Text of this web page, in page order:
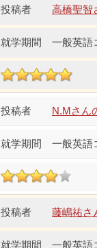
高橋聖智
一般英語
N.Mさん
一般英語
藤嶋祐さ
一般英語